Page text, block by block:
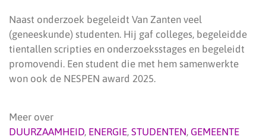
Naast onderzoek begeleidt Van Zanten veel
(geneeskunde) studenten. Hij gaf colleges, begeleidde
tientallen scripties en onderzoeksstages en begeleidt
promovendi. Een student die met hem samenwerkte
won ook de NESPEN award 2025.
Meer over
DUURZAAMHEID, ENERGIE, STUDENTEN, GEMEENTE